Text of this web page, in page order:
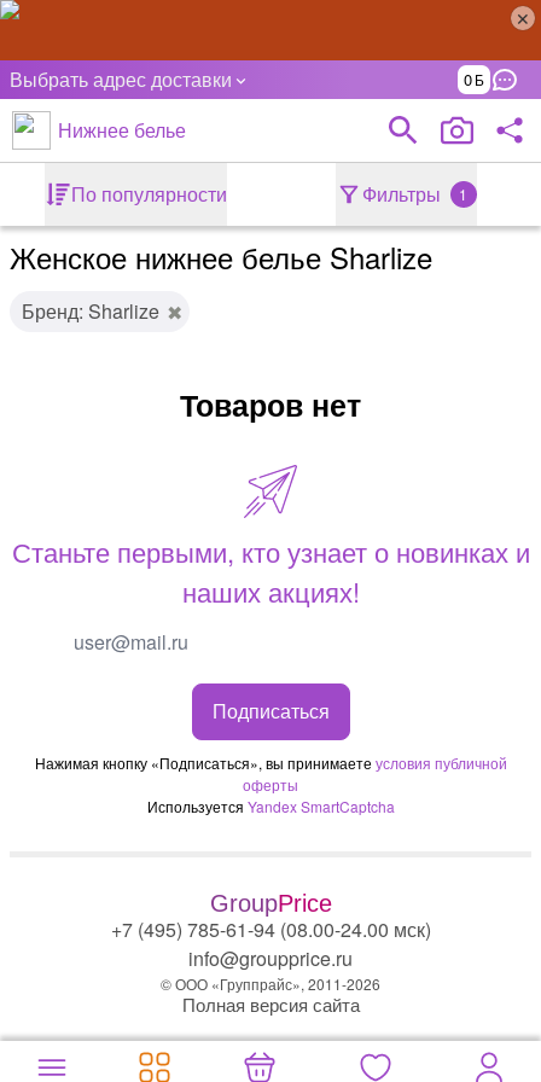
Выбрать адрес доставки 0
Нижнее белье
По популярности Фильтры 1
Женское нижнее белье Sharlize
Бренд: Sharlize
Товаров нет
Станьте первыми, кто узнает о новинках и
наших акциях!
Подписаться
Нажимая кнопку «Подписаться», вы принимаете условия публичной
оферты
Используется Yandex SmartCaptcha
GroupPrice
+7 (495) 785-61-94 (08.00-24.00 мск)
info@groupprice.ru
© ООО «Группрайс», 2011-2026
Полная версия сайта